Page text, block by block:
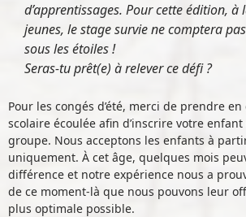
d’apprentissages. Pour cette édition, à
jeunes, le stage survie ne comptera
sous les étoiles !
Seras-tu prêt(e) à relever ce défi ?
Pour les congés d’été, merci de prendre en
scolaire écoulée afin d’inscrire votre
groupe. Nous acceptons les enfants à
uniquement. À cet âge, quelques mois
différence et notre expérience nous a
de ce moment-là que nous pouvons leur
plus optimale possible.